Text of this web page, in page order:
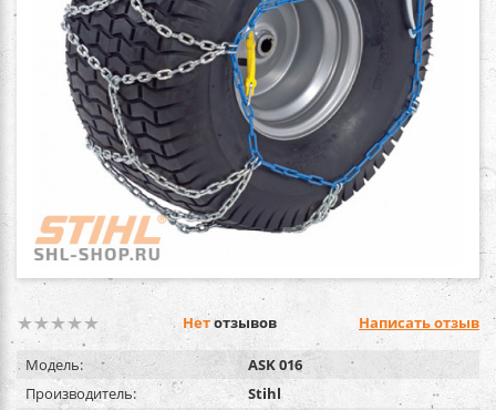
Нетотзывов Написать отзыв
Модель:
ASK 016
Производитель:
Stihl